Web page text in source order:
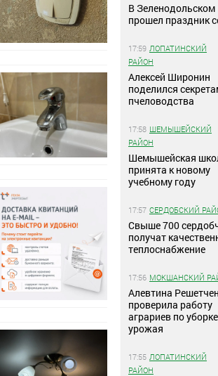
В Зеленодольском
прошел праздник
17:59 ЛОПАТИНСКИЙ
РАЙОН
Алексей Широнин
поделился
пчеловодства
17:58 ШЕМЫШЕЙСКИЙ
РАЙОН
Шемышейская
принята к новому
учебному году
17:57 СЕРДОБСКИЙ
Свыше 700
получат
теплоснабжение
17:56 МОКШАНСКИЙ
Алевтина
проверила работу
аграриев по уборке
урожая
17:55 ЛОПАТИНСКИЙ
РАЙОН